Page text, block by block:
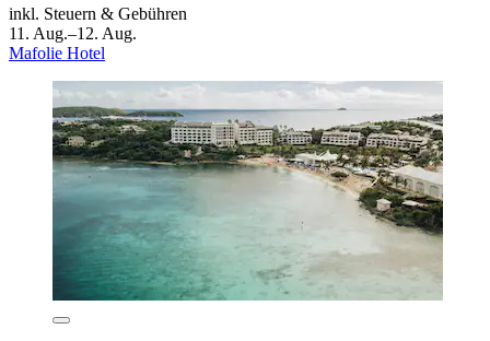
inkl. Steuern & Gebühren
11. Aug.–12. Aug.
Mafolie Hotel